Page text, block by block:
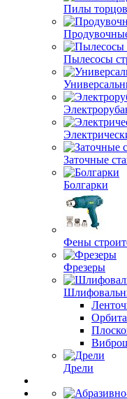
Пилы
Пылесосы
Заточные
Болгарки
Фены
Фрезеры
Дрели